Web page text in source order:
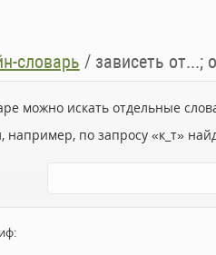
словарь / зависеть от...;
можно искать отдельные
например, по запросу «к_т»